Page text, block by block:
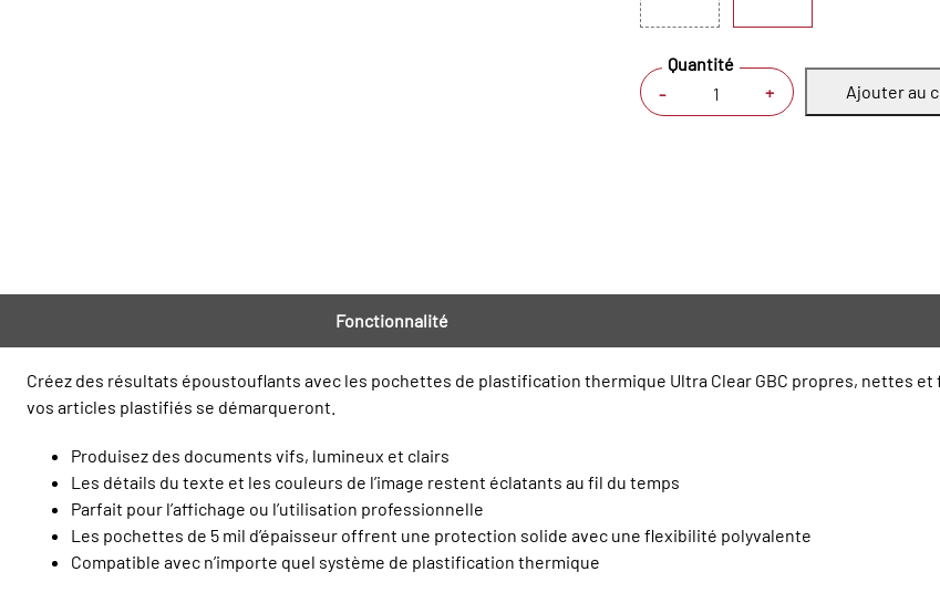
- +
Quantité
Ajouter au
Fonctionnalité
Créez des résultats époustouflants avec les pochettes de plastification thermique Ultra Clear GBC propres, nettes
vos articles plastifiés se démarqueront.
Produisez des documents vifs, lumineux et clairs
Les détails du texte et les couleurs de l’image restent éclatants au fil du temps
Parfait pour l’affichage ou l’utilisation professionnelle
Les pochettes de 5 mil d’épaisseur offrent une protection solide avec une flexibilité polyvalente
Compatible avec n’importe quel système de plastification thermique